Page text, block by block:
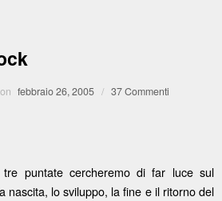
on febbraio 26, 2005 / 37 Commenti
puntate cercheremo di far luce sul
nascita, lo sviluppo, la fine e il ritorno del